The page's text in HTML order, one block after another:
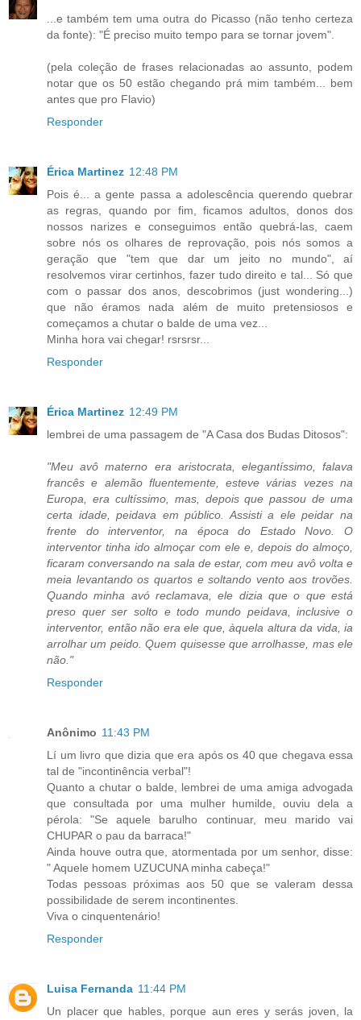
...e também tem uma outra do Picasso (não tenho certeza
da fonte): "É preciso muito tempo para se tornar jovem".
(pela coleção de frases relacionadas ao assunto, podem
notar que os 50 estão chegando prá mim também... bem
antes que pro Flavio)
Responder
Érica Martinez 12:48 PM
Pois é... a gente passa a adolescência querendo quebrar
as regras, quando por fim, ficamos adultos, donos dos
nossos narizes e conseguimos então quebrá-las, caem
sobre nós os olhares de reprovação, pois nós somos a
geração que "tem que dar um jeito no mundo", aí
resolvemos virar certinhos, fazer tudo direito e tal... Só que
com o passar dos anos, descobrimos (just wondering...)
que não éramos nada além de muito pretensiosos e
começamos a chutar o balde de uma vez...
Minha hora vai chegar! rsrsrsr...
Responder
Érica Martinez 12:49 PM
lembrei de uma passagem de "A Casa dos Budas Ditosos":
"Meu avô materno era aristocrata, elegantíssimo, falava
francês e alemão fluentemente, esteve várias vezes na
Europa, era cultíssimo, mas, depois que passou de uma
certa idade, peidava em público. Assisti a ele peidar na
frente do interventor, na época do Estado Novo. O
interventor tinha ido almoçar com ele e, depois do almoço,
ficaram conversando na sala de estar, com meu avô volta e
meia levantando os quartos e soltando vento aos trovões.
Quando minha avó reclamava, ele dizia que o que está
preso quer ser solto e todo mundo peidava, inclusive o
interventor, então não era ele que, àquela altura da vida, ia
arrolhar um peido. Quem quisesse que arrolhasse, mas ele
não."
Responder
Anônimo 11:43 PM
Lí um livro que dizia que era após os 40 que chegava essa
tal de "incontinência verbal"!
Quanto a chutar o balde, lembrei de uma amiga advogada
que consultada por uma mulher humilde, ouviu dela a
pérola: "Se aquele barulho continuar, meu marido vai
CHUPAR o pau da barraca!"
Ainda houve outra que, atormentada por um senhor, disse:
" Aquele homem UZUCUNA minha cabeça!"
Todas pessoas próximas aos 50 que se valeram dessa
possibilidade de serem incontinentes.
Viva o cinquentenário!
Responder
Luisa Fernanda 11:44 PM
Un placer que hables, porque aun eres y serás joven, la